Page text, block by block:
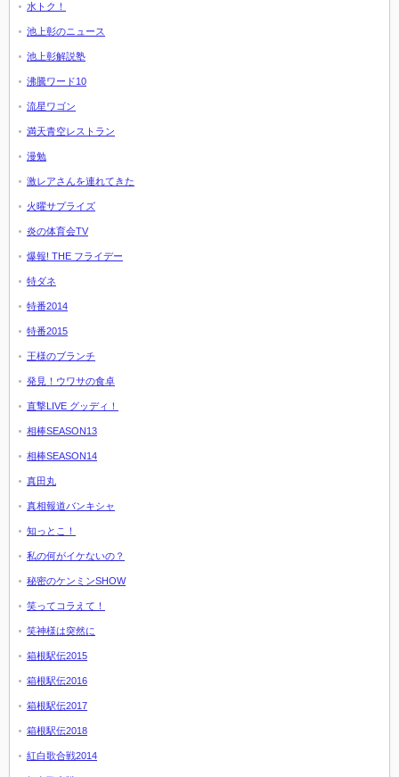
水トク！
池上彰のニュース
池上彰解説塾
沸騰ワード10
流星ワゴン
満天青空レストラン
漫勉
激レアさんを連れてきた
火曜サプライズ
炎の体育会TV
爆報! THE フライデー
特ダネ
特番2014
特番2015
王様のブランチ
発見！ウワサの食卓
直撃LIVE グッディ！
相棒SEASON13
相棒SEASON14
真田丸
真相報道バンキシャ
知っとこ！
私の何がイケないの？
秘密のケンミンSHOW
笑ってコラえて！
笑神様は突然に
箱根駅伝2015
箱根駅伝2016
箱根駅伝2017
箱根駅伝2018
紅白歌合戦2014